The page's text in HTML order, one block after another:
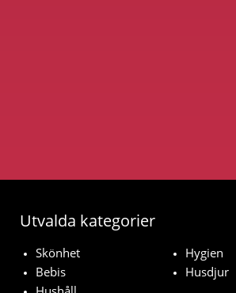
Utvalda kategorier
Skönhet
Hygien
Bebis
Husdjur